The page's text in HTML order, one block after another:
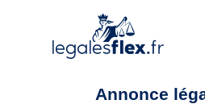
Annonce